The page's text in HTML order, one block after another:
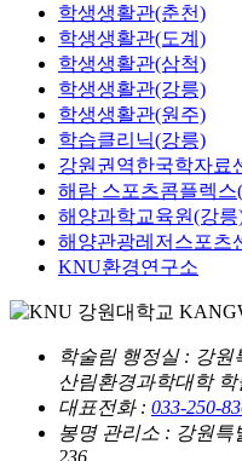
학생생활관(춘천)
학생생활관(도계)
학생생활관(삼척)
학생생활관(강릉)
학생생활관(원주)
학습클리닉(강릉)
강원권역한국학자료
해람 스포츠콤플렉스
해양과학교육원(강릉
해양관광레저스포츠
KNU환경연구소
학술림 행정실: 강원
산림환경과학대학
대표전화 : 033-250-
봉명 관리소 : 강원특
236